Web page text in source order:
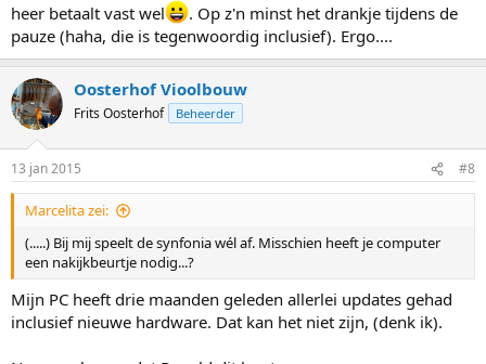
heer betaalt vast wel
. Op z'n minst het drankje tijdens de
pauze (haha, die is tegenwoordig inclusief). Ergo....
Oosterhof Vioolbouw
Frits Oosterhof Beheerder
13 jan 2015 #8
Marcelita zei:
(.....) Bij mij speelt de synfonia wél af. Misschien heeft je computer
een nakijkbeurtje nodig...?
Mijn PC heeft drie maanden geleden allerlei updates gehad
inclusief nieuwe hardware. Dat kan het niet zijn, (denk ik).